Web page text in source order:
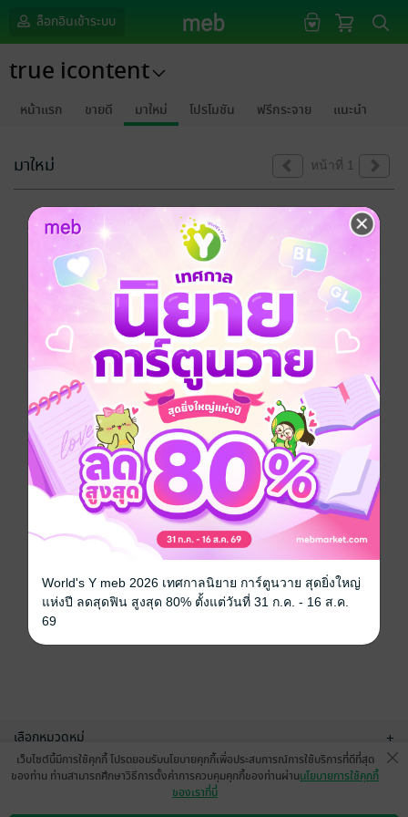
ล็อกอินเข้าระบบ
true icontent
หน้าแรก ขายดี มาใหม่ โปรโมชัน ฟรีกระจาย แนะนำ
มาใหม่ หน้าที่ 1
ขออภัยด้วยนะคะ
ไม่พบข้อมูลในหัวข้อที่คุณกำลังชมค่ะ
เลือกหมวดหมู่ +
บริการช่วยเหลือ
เว็บไซต์นี้มีการใช้คุกกี้ โปรดยอมรับนโยบายคุกกี้เพื่อประสบการณ์การใช้บริการที่ดีที่สุด
ของท่าน ท่านสามารถศึกษาวิธีการตั้งค่าการควบคุมคุกกี้ของท่านผ่านนโยบายการใช้คุกกี้
ของเราที่นี่
World's Y meb 2026 เทศกาลนิยาย การ์ตูนวาย สุดยิ่งใหญ่
แห่งปี ลดสุดฟิน สูงสุด 80% ตั้งแต่วันที่ 31 ก.ค. - 16 ส.ค.
69